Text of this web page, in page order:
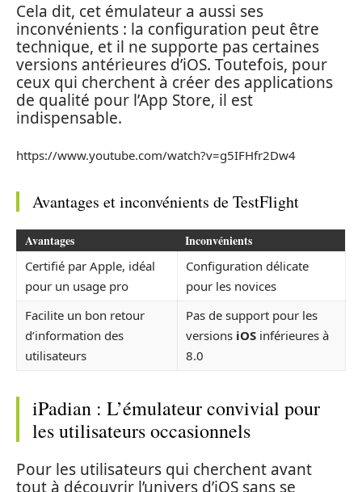
Cela dit, cet émulateur a aussi ses
inconvénients : la configuration peut être
technique, et il ne supporte pas certaines
versions antérieures d’iOS. Toutefois, pour
ceux qui cherchent à créer des applications
de qualité pour l’App Store, il est
indispensable.
https://www.youtube.com/watch?v=g5IFHfr2Dw4
Avantages et inconvénients de TestFlight
Avantages Inconvénients
Certifié par Apple, idéal
pour un usage pro
Configuration délicate
pour les novices
Facilite un bon retour
d’information des
utilisateurs
Pas de support pour les
versions iOS inférieures à
8.0
iPadian : L’émulateur convivial pour
les utilisateurs occasionnels
Pour les utilisateurs qui cherchent avant
tout à découvrir l’univers d’iOS sans se